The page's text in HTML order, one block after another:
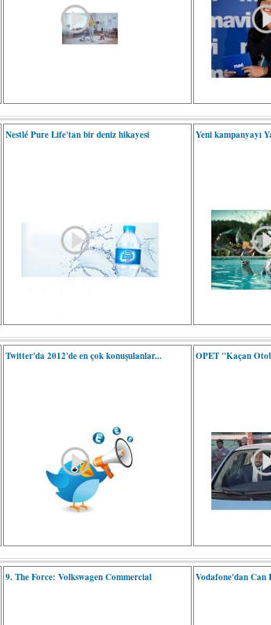
Nestlé Pure Life'tan bir deniz hikayesi Yeni kampanyayı
Twitter'da 2012'de en çok konuşulanlar... OPET "Kaçan
9. The Force: Volkswagen Commercial Vodafone'dan Can